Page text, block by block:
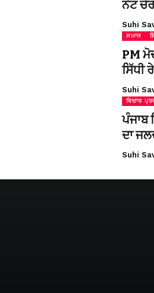
ਨੋਟ
Suhi
ਸਮਾਜ
PM
ਸਿੱਧੀ
Suhi
ਵਿਚਾਰ
ਪੰਜਾਬ
ਦਾ
Suhi